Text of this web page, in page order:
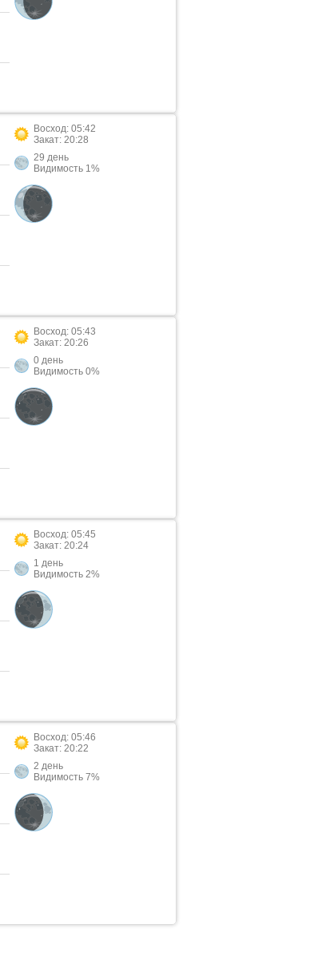
Восход: 05:42
Закат: 20:28
29 день
Видимость 1%
Восход: 05:43
Закат: 20:26
0 день
Видимость 0%
Восход: 05:45
Закат: 20:24
1 день
Видимость 2%
Восход: 05:46
Закат: 20:22
2 день
Видимость 7%